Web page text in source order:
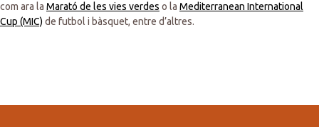
com ara la Marató de les vies verdes o la Mediterranean International
Cup (MIC) de futbol i bàsquet, entre d’altres.